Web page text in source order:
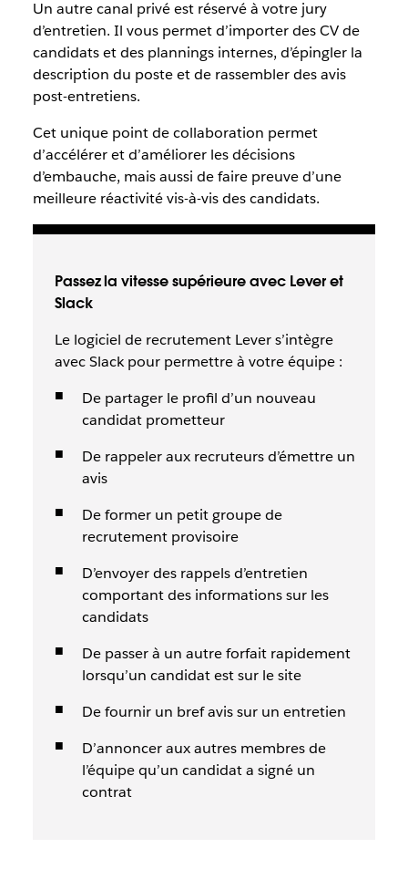
Un autre canal privé est réservé à votre jury
d’entretien. Il vous permet d’importer des CV de
candidats et des plannings internes, d’épingler la
description du poste et de rassembler des avis
post-entretiens.
Cet unique point de collaboration permet
d’accélérer et d’améliorer les décisions
d’embauche, mais aussi de faire preuve d’une
meilleure réactivité vis-à-vis des candidats.
Passez la vitesse supérieure avec Lever et
Slack
Le logiciel de recrutement Lever s’intègre
avec Slack pour permettre à votre équipe :
De partager le profil d’un nouveau
candidat prometteur
De rappeler aux recruteurs d’émettre un
avis
De former un petit groupe de
recrutement provisoire
D’envoyer des rappels d’entretien
comportant des informations sur les
candidats
De passer à un autre forfait rapidement
lorsqu’un candidat est sur le site
De fournir un bref avis sur un entretien
D’annoncer aux autres membres de
l’équipe qu’un candidat a signé un
contrat